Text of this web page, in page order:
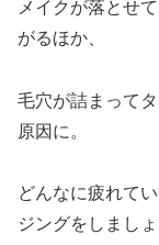
メイクが落とせ
がるほか、
毛穴が詰まって
原因に。
どんなに疲れて
ジングをしましょ